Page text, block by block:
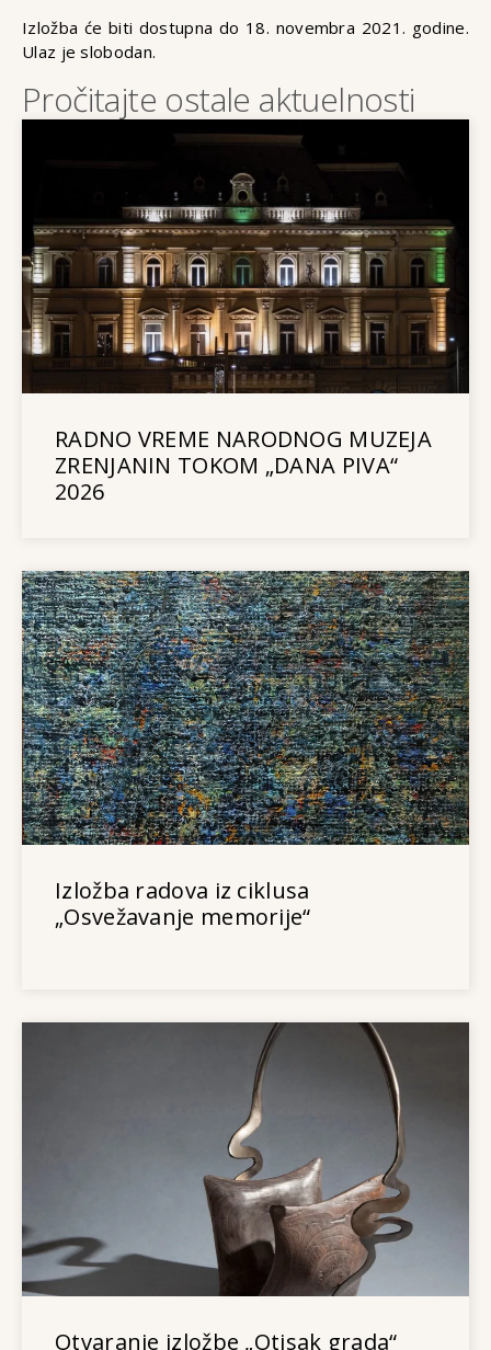
Izložba će biti dostupna do 18. novembra 2021. godine.
Ulaz je slobodan.
Pročitajte ostale aktuelnosti
RADNO VREME NARODNOG MUZEJA
ZRENJANIN TOKOM „DANA PIVA“
2026
Izložba radova iz ciklusa
„Osvežavanje memorije“
Otvaranje izložbe „Otisak grada“